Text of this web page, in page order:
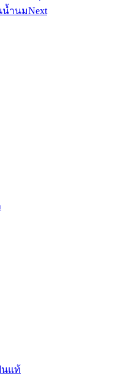
น้ำนมNext
นแท้